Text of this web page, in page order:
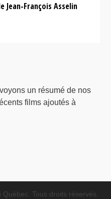
Jean-François Asselin
un résumé de nos
films ajoutés à
Tous droits réservés.